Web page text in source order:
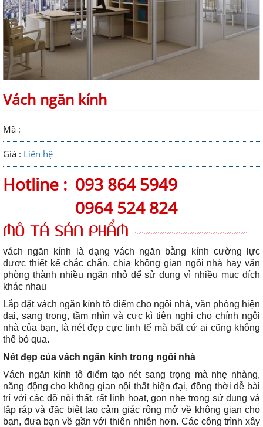
Vách ngăn kính
Mã :
Giá : Liên hệ
Hotline : 093 864 5949
0964 524 824
MÔ TẢ SẢN PHẨM
vách ngăn kính là dạng vách ngăn bằng kính cường lực
được thiết kế chắc chắn, chia không gian ngôi nhà hay văn
phòng thành nhiều ngăn nhỏ đểsử dụng vì nhiều mục đích
khác nhau
Lắp đặt vách ngăn kính tô điểm cho ngôi nhà, văn phòng hiện
đại, sang trọng, tầm nhìn và cực kì tiện nghi cho chính ngôi
nhà của bạn, là nét đẹp cực tinh tế mà bất cứ ai cũng không
thể bỏ qua.
Nét đẹp của vách ngăn kính trong ngôi nhà
Vách ngăn kính tô điểm tạo nét sang trọng mà nhẹ nhàng,
năng động cho không gian nội thất hiện đại, đồng thời dễ bài
trí với các đồ nội thất, rất linh hoạt, gọn nhẹ trong sử dụng và
lắp ráp và đặc biệt tạo cảm giác rộng mở về không gian cho
bạn, đưa bạn về gần với thiên nhiên hơn. Các công trình xây